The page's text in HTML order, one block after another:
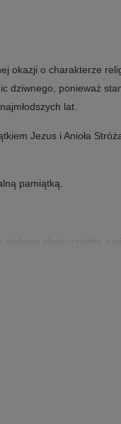
okazji o charakterze
dziwnego, ponieważ
lat.
Jezus i Anioła
pamiątką.
płaskorzeźbę z
jak i chłopca.